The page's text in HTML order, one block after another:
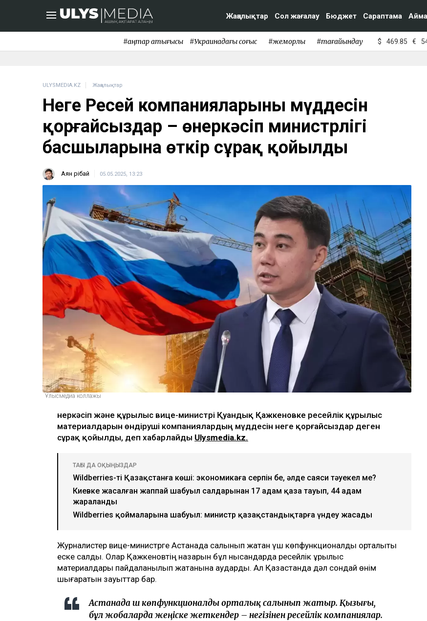
Жаңалықтар Сол жағалау Бюджет Сараптама
#қаңтар қақтығысы #Украинадағы соғыс #жемқорлық #тағайындау $ 469.85 €
ULYSMEDIA.KZ Жаңалықтар
Неге Ресей компанияларының мүддесін
қорғайсыздар – өнеркәсіп министрлігі
басшыларына өткір сұрақ қойылды
Аян Өрібай 05.05.2025, 13:23
Ұлысмедиа коллажы
Өнеркәсіп және құрылыс вице-министрі Қуандық Қажкеновке ресейлік құрылыс
материалдарын өндіруші компаниялардың мүддесін неге қорғайсыздар деген
сұрақ қойылды, деп хабарлайды Ulysmedia.kz.
ТАҒЫ ДА ОҚЫҢЫЗДАР
Wildberries-тің Қазақстанға көші: экономикаға серпін бе, әлде саяси тәуекел ме?
Киевке жасалған жаппай шабуыл салдарынан 17 адам қаза тауып, 44 адам
жараланды
Wildberries қоймаларына шабуыл: министр қазақстандықтарға үндеу жасады
Журналистер вице-министрге Астанада салынып жатқан үш көпфункционалды орталықты
еске салды. Олар Қажкеновтің назарын бұл нысандарда ресейлік құрылыс
материалдары пайдаланылып жатқанына аударды. Ал Қазақстанда дәл сондай өнім
шығаратын зауыттар бар.
Астанада үш көпфункционалды орталық салынып жатыр. Қызығы,
бұл жобаларда жеңіске жеткендер – негізінен ресейлік компаниялар.